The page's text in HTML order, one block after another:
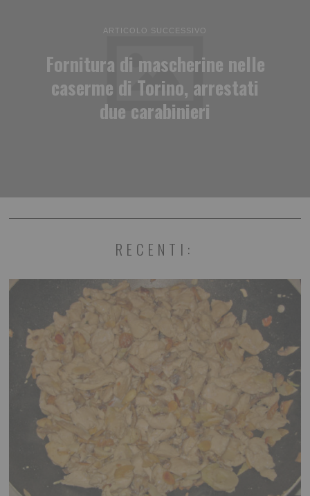
ARTICOLO SUCCESSIVO
Fornitura di mascherine nelle
caserme di Torino, arrestati
due carabinieri
RECENTI: